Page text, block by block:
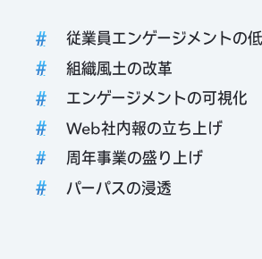
従業員エンゲージメントの
組織風土の改革
エンゲージメントの可視化
Web社内報の立ち上げ
周年事業の盛り上げ
パーパスの浸透